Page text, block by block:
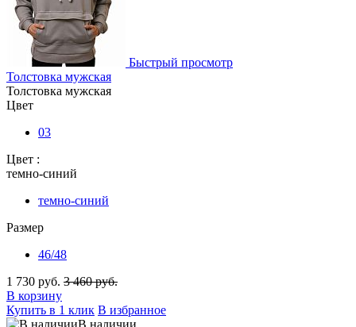
Быстрый просмотр
Толстовка мужская
Толстовка мужская
Цвет
03
Цвет :
темно-синий
темно-синий
Размер
46/48
1 730 руб. 3 460 руб.
В корзину
Купить в 1 клик В избранное
В наличии